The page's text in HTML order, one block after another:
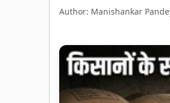
Author: Manishankar